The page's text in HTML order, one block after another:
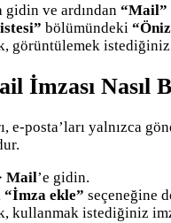
gidin ve ardından “Mail”
bölümündeki
görüntülemek istediğiniz
İmzası Nasıl
e-posta’ları yalnızca
Mail’e gidin.
“İmza ekle” seçeneğine
kullanmak istediğiniz